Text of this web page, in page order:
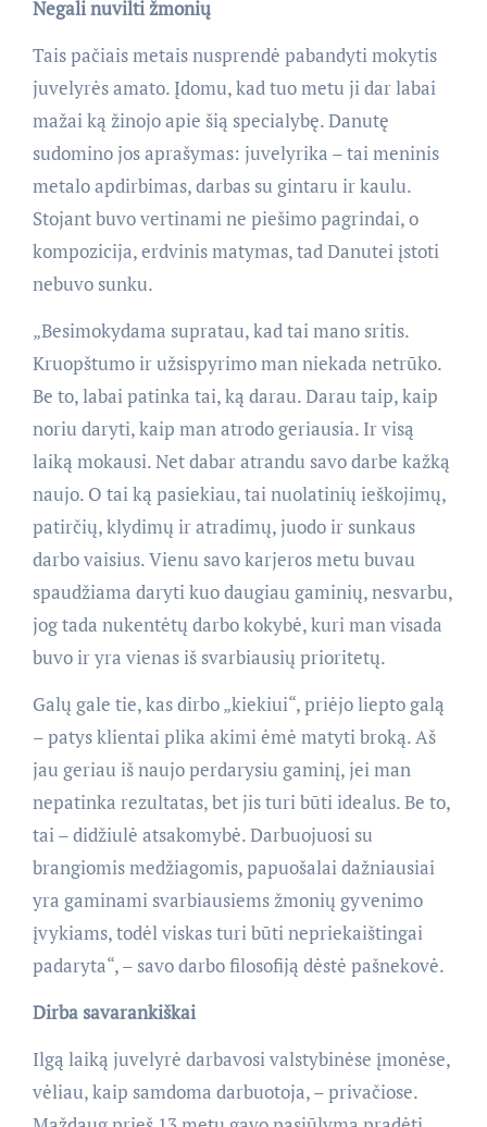
Negali nuvilti žmonių
Tais pačiais metais nusprendė pabandyti mokytis
juvelyrės amato. Įdomu, kad tuo metu ji dar labai
mažai ką žinojo apie šią specialybę. Danutę
sudomino jos aprašymas: juvelyrika – tai meninis
metalo apdirbimas, darbas su gintaru ir kaulu.
Stojant buvo vertinami ne piešimo pagrindai, o
kompozicija, erdvinis matymas, tad Danutei įstoti
nebuvo sunku.
„Besimokydama supratau, kad tai mano sritis.
Kruopštumo ir užsispyrimo man niekada netrūko.
Be to, labai patinka tai, ką darau. Darau taip, kaip
noriu daryti, kaip man atrodo geriausia. Ir visą
laiką mokausi. Net dabar atrandu savo darbe kažką
naujo. O tai ką pasiekiau, tai nuolatinių ieškojimų,
patirčių, klydimų ir atradimų, juodo ir sunkaus
darbo vaisius. Vienu savo karjeros metu buvau
spaudžiama daryti kuo daugiau gaminių, nesvarbu,
jog tada nukentėtų darbo kokybė, kuri man visada
buvo ir yra vienas iš svarbiausių prioritetų.
Galų gale tie, kas dirbo „kiekiui“, priėjo liepto galą
– patys klientai plika akimi ėmė matyti broką. Aš
jau geriau iš naujo perdarysiu gaminį, jei man
nepatinka rezultatas, bet jis turi būti idealus. Be to,
tai – didžiulė atsakomybė. Darbuojuosi su
brangiomis medžiagomis, papuošalai dažniausiai
yra gaminami svarbiausiems žmonių gyvenimo
įvykiams, todėl viskas turi būti nepriekaištingai
padaryta“, – savo darbo filosofiją dėstė pašnekovė.
Dirba savarankiškai
Ilgą laiką juvelyrė darbavosi valstybinėse įmonėse,
vėliau, kaip samdoma darbuotoja, – privačiose.